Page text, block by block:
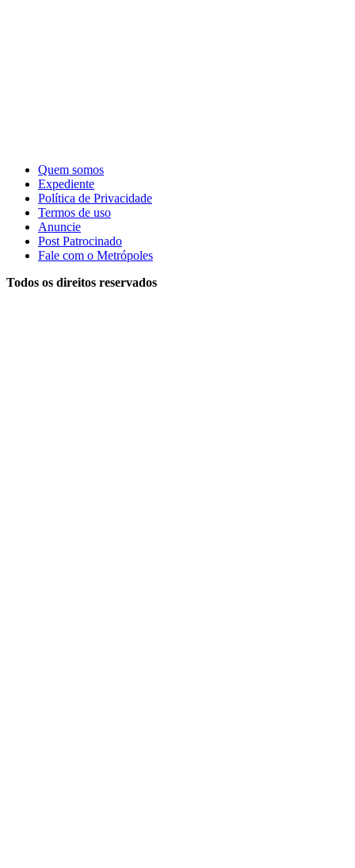
Quem somos
Expediente
Política de Privacidade
Termos de uso
Anuncie
Post Patrocinado
Fale com o Metrópoles
Todos os direitos reservados